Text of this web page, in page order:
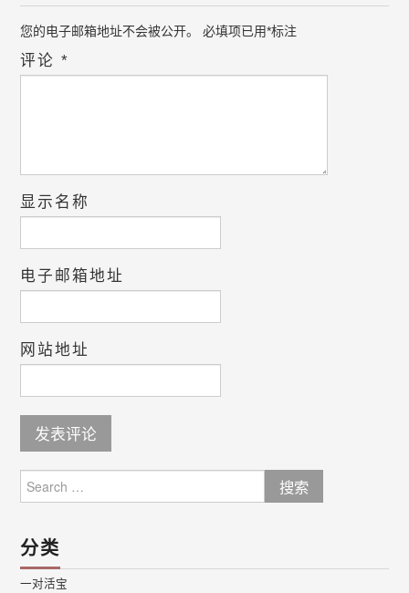
您的电子邮箱地址不会被公开。 必填项已用*标注
评论*
显示名称
电子邮箱地址
网站地址
for:
分类
一对活宝